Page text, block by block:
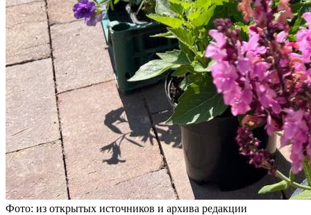
Фото: из открытых источников и архива редакции